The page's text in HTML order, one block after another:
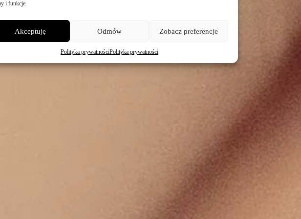
i funkcje.
Akceptuję Odmów Zobacz preferencje
Polityka prywatnościPolityka prywatności